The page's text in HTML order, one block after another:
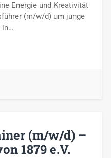
Energie und Kreativität
(m/w/d) um junge
in…
(m/w/d) –
1879 e.V.